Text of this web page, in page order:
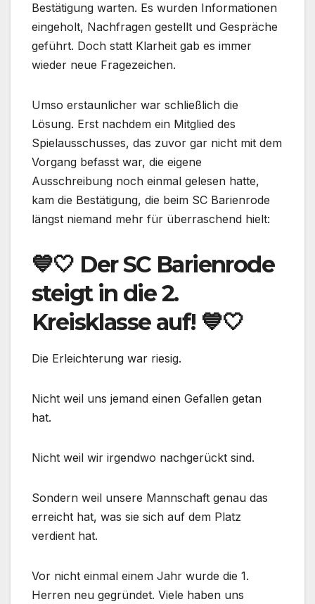
Bestätigung warten. Es wurden Informationen
eingeholt, Nachfragen gestellt und Gespräche
geführt. Doch statt Klarheit gab es immer
wieder neue Fragezeichen.
Umso erstaunlicher war schließlich die
Lösung. Erst nachdem ein Mitglied des
Spielausschusses, das zuvor gar nicht mit dem
Vorgang befasst war, die eigene
Ausschreibung noch einmal gelesen hatte,
kam die Bestätigung, die beim SC Barienrode
längst niemand mehr für überraschend hielt:
💙🤍 Der SC Barienrode
steigt in die 2.
Kreisklasse auf! 💙🤍
Die Erleichterung war riesig.
Nicht weil uns jemand einen Gefallen getan
hat.
Nicht weil wir irgendwo nachgerückt sind.
Sondern weil unsere Mannschaft genau das
erreicht hat, was sie sich auf dem Platz
verdient hat.
Vor nicht einmal einem Jahr wurde die 1.
Herren neu gegründet. Viele haben uns